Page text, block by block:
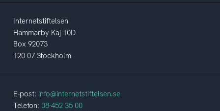
Internetstiftelsen
Hammarby Kaj 10D
Box 92073
120 07 Stockholm
E-post: info@internetstiftelsen.se
Telefon: 08-452 35 00